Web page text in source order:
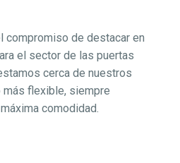
compromiso de destacar en
el sector de las puertas
cerca de nuestros
flexible, siempre
comodidad.